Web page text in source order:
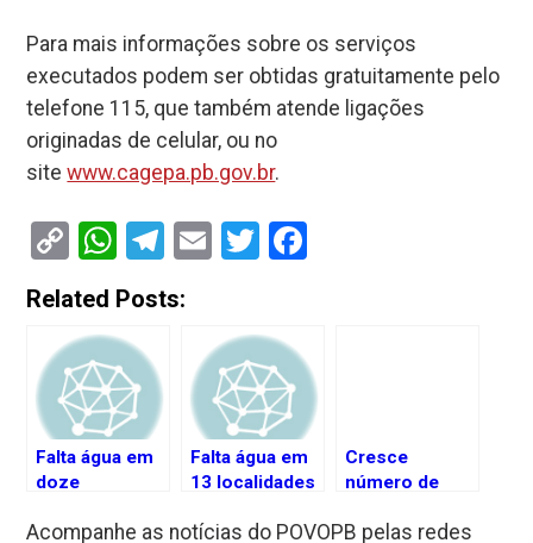
Para mais informações sobre os serviços
executados podem ser obtidas gratuitamente pelo
telefone 115, que também atende ligações
originadas de celular, ou no
sitewww.cagepa.pb.gov.br.
Copy
Link
WhatsApp
Telegram
EmailTwitter
Related Posts:
Falta água em
doze
João Pessoa
Falta água em
13 localidades
Pessoa, neste
Cresce
número de
hidrômetros
Acompanhe as notícias do POVOPB pelas redes